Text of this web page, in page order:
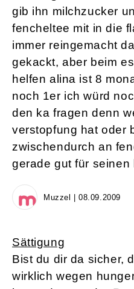
gib ihn milchzucker
fencheltee mit in die
immer reingemacht
gekackt, aber beim
helfen alina ist 8
noch 1er ich würd
den ka fragen denn
verstopfung hat oder
zwischendurch an
gerade gut für seinen
Muzzel | 08.09.2009
Sättigung
Bist du dir da sicher,
wirklich wegen